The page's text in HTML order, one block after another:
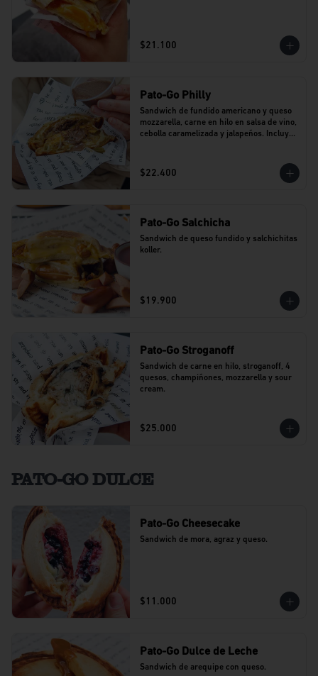
$21.100
Pato-Go Philly
Sandwich de fundido americano y queso
mozzarella, carne en hilo en salsa de vino,
cebolla caramelizada y jalapeños. Incluye
$22.400
Pato-Go Salchicha
Sandwich de queso fundido y salchichitas
koller.
$19.900
Pato-Go Stroganoff
Sandwich de carne en hilo, stroganoff, 4
quesos, champiñones, mozzarella y sour
cream.
$25.000
PATO-GO DULCE
Pato-Go Cheesecake
Sandwich de mora, agraz y queso.
$11.000
Pato-Go Dulce de Leche
Sandwich de arequipe con queso.